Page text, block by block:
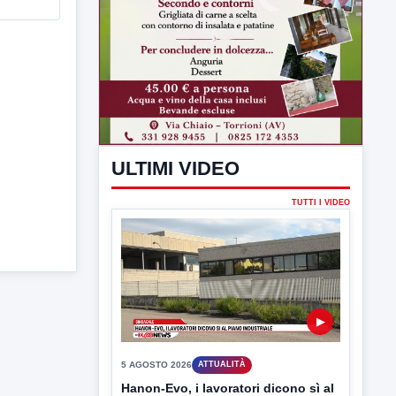
ULTIMI VIDEO
▶
5 AGOSTO 2026 ATTUALITÀ
Hanon-Evo, i lavoratori dicono sì al
piano industriale
L'assemblea dei lavoratori Hanon questa
mattina a Contrada Olivola. Decisa...